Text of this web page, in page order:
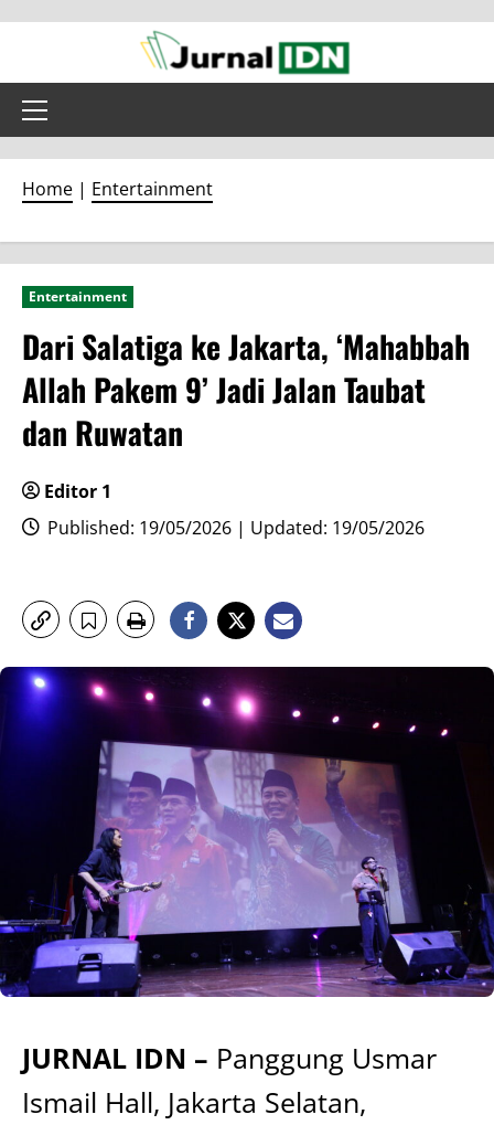
content
Primary
Home | Entertainment
Entertainment
Dari Salatiga ke Jakarta, ‘Mahabbah
Allah Pakem 9’ Jadi Jalan Taubat
dan Ruwatan
Editor 1
Published: 19/05/2026 | Updated: 19/05/2026
JURNAL IDN – Panggung Usmar
Ismail Hall, Jakarta Selatan,